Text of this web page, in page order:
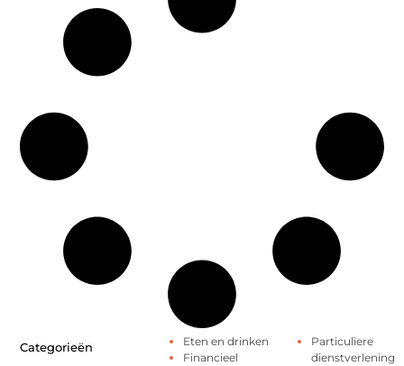
Categorieën
Eten en drinken
Financieel
Particuliere
dienstverlening